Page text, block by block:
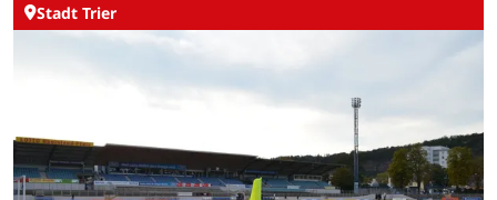
Stadt Trier